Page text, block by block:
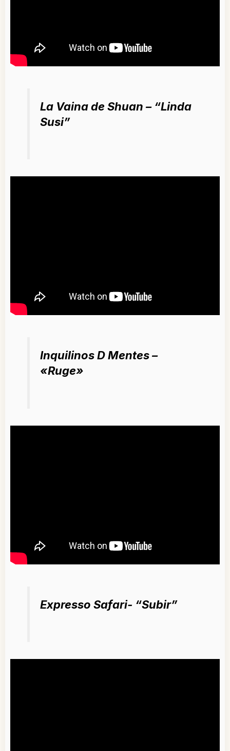
La Vaina de Shuan – “Linda
Susi”
Inquilinos D Mentes –
«Ruge»
Expresso Safari- “Subir”